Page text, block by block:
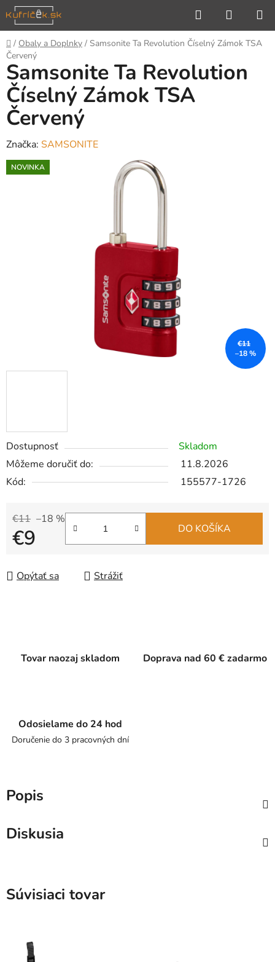
Prejsť
na
obsah
Hľadať
KOŠÍK
Domov
/ Obaly a Doplnky / Samsonite Ta Revolution Číselný Zámok TSA
Červený
Dostupnosť
Skladom
Môžeme doručiť do:
11.8.2026
Kód:
155577-1726
€11 –18 %
€9 DO KOŠÍKA
Opýtať sa Strážiť
Samsonite Ta Revolution
Číselný Zámok TSA
Červený
Značka: SAMSONITE
NOVINKA
€11
–18 %
Tovar naozaj skladom Doprava nad 60 € zadarmo
Odosielame do 24 hod
Doručenie do 3 pracovných dní
Popis
Diskusia
Súvisiaci tovar